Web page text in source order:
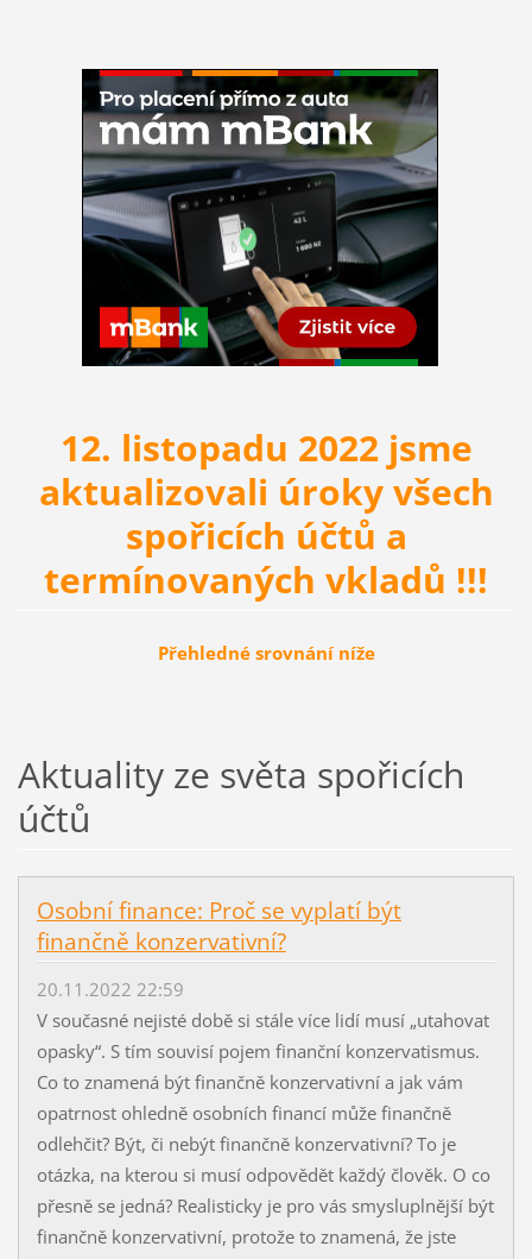
12. listopadu 2022 jsme
aktualizovali úroky všech
spořicích účtů a
termínovaných vkladů !!!
Přehledné srovnání níže
Aktuality ze světa spořicích
účtů
Osobní finance: Proč se vyplatí být
finančně konzervativní?
20.11.2022 22:59
V současné nejisté době si stále více lidí musí „utahovat
opasky“. S tím souvisí pojem finanční konzervatismus.
Co to znamená být finančně konzervativní a jak vám
opatrnost ohledně osobních financí může finančně
odlehčit? Být, či nebýt finančně konzervativní? To je
otázka, na kterou si musí odpovědět každý člověk. O co
přesně se jedná? Realisticky je pro vás smysluplnější být
finančně konzervativní, protože to znamená, že jste